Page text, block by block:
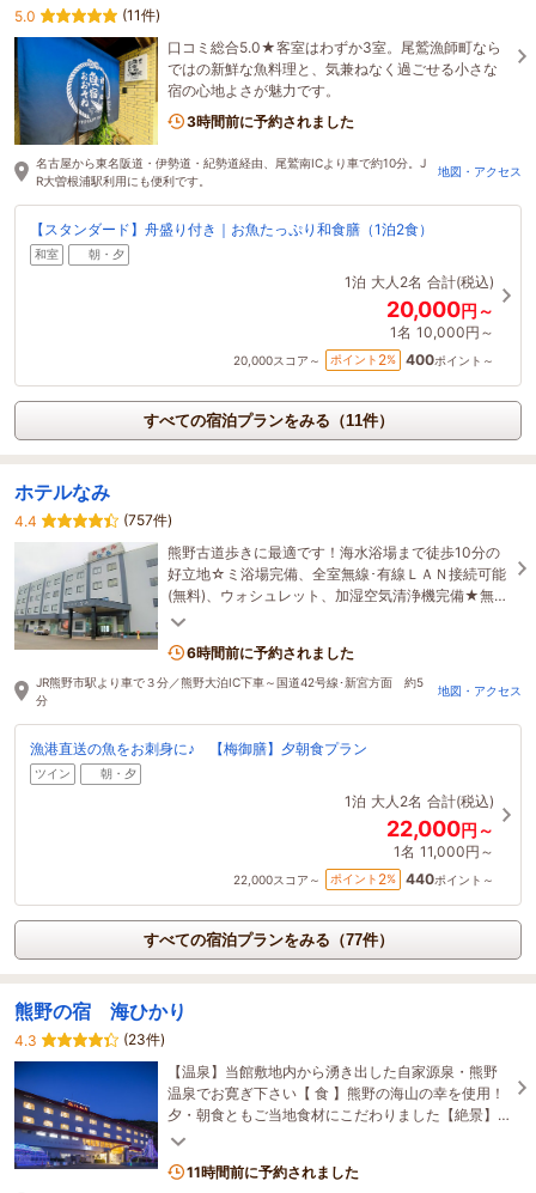
5.0
(11件)
口コミ総合5.0★客室はわずか3室。尾鷲漁師町なら
ではの新鮮な魚料理と、気兼ねなく過ごせる小さな
宿の心地よさが魅力です。
3時間前に予約されました
名古屋から東名阪道・伊勢道・紀勢道経由、尾鷲南ICより車で約10分。J
R大曽根浦駅利用にも便利です。
地図・アクセス
【スタンダード】舟盛り付き｜お魚たっぷり和食膳（1泊2食）
和室 朝・夕
1泊 大人2名 合計(税込)
20,000円～
1名 10,000円～
20,000スコア～ ポイント 2% 400ポイント～
すべての宿泊プランをみる（11件）
ホテルなみ
4.4
(757件)
熊野古道歩きに最適です！海水浴場まで徒歩10分の
好立地☆ミ浴場完備、全室無線･有線ＬＡＮ接続可能
(無料)、ウォシュレット、加湿空気清浄機完備★無料
送迎・EV充電器設置店舗・無料駐車場あり★
6時間前に予約されました
JR熊野市駅より車で３分／熊野大泊IC下車～国道42号線･新宮方面 約5
分
地図・アクセス
漁港直送の魚をお刺身に♪ 【梅御膳】夕朝食プラン
ツイン 朝・夕
1泊 大人2名 合計(税込)
22,000円～
1名 11,000円～
22,000スコア～ ポイント 2% 440ポイント～
すべての宿泊プランをみる（77件）
熊野の宿 海ひかり
4.3
(23件)
【温泉】当館敷地内から湧き出した自家源泉・熊野
温泉でお寛ぎ下さい【 食 】熊野の海山の幸を使用！
夕・朝食ともご当地食材にこだわりました【絶景】
お部屋から大浴場から…熊野灘の水平線が広がります
11時間前に予約されました